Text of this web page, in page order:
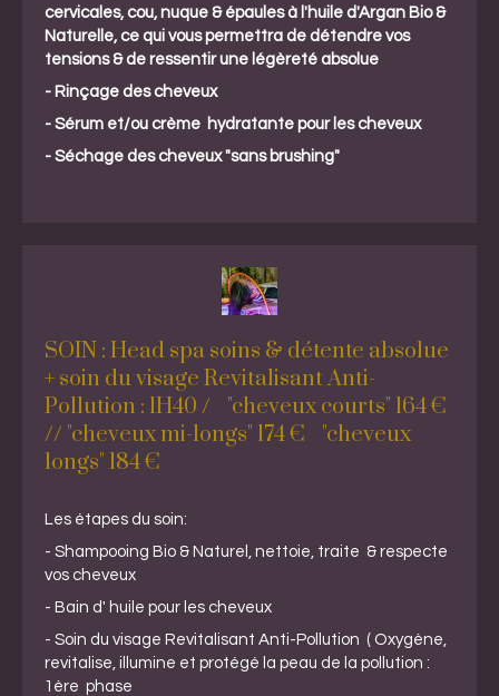
cervicales, cou, nuque & épaules à l'huile d'Argan Bio &
Naturelle, ce qui vous permettra de détendre vos
tensions & de ressentir une légèreté absolue
- Rinçage des cheveux
- Sérum et/ou crème hydratante pour les cheveux
- Séchage des cheveux "sans brushing"
SOIN : Head spa soins & détente absolue
+ soin du visage Revitalisant Anti-
Pollution : 1H40 / "cheveux courts" 164 €
// "cheveux mi-longs" 174 € "cheveux
longs" 184 €
Les étapes du soin:
- Shampooing Bio & Naturel, nettoie, traite & respecte
vos cheveux
- Bain d' huile pour les cheveux
- Soin du visage Revitalisant Anti-Pollution ( Oxygène,
revitalise, illumine et protégé la peau de la pollution :
1ère phase